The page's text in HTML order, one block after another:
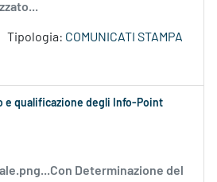
Tipologia: COMUNICATI STAMPA
e qualificazione degli Info-Point
Determinazione del